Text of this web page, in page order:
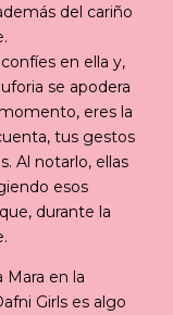
del cariño
en ella y,
se apodera
eres la
tus gestos
Al notarlo, ellas
esos
durante la
Mara en la
Girls es algo